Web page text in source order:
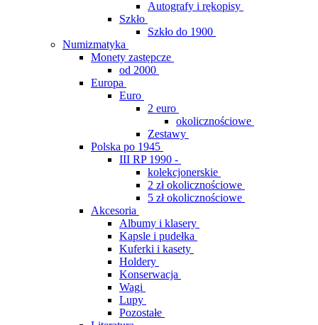
Autografy i rękopisy
Szkło
Szkło do 1900
Numizmatyka
Monety zastępcze
od 2000
Europa
Euro
2 euro
okolicznościowe
Zestawy
Polska po 1945
III RP 1990 -
kolekcjonerskie
2 zł okolicznościowe
5 zł okolicznościowe
Akcesoria
Albumy i klasery
Kapsle i pudełka
Kuferki i kasety
Holdery
Konserwacja
Wagi
Lupy
Pozostałe